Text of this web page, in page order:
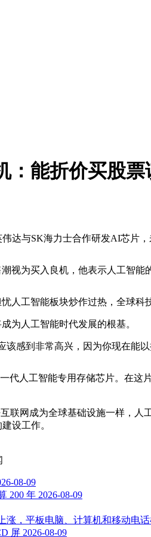
能折价买股
达与SK海力士合作研发AI芯片，
视为买入良机，他表示人工智能
人工智能板块炒作过热，全球科
为人工智能时代发展的根基。
感到非常高兴，因为你现在能以
代人工智能专用存储芯片。在
联网成为全球基础设施一样，
设工作。
08-09
200 年 2026-08-09
，平板电脑、计算机和移动电话
屏 2026-08-09